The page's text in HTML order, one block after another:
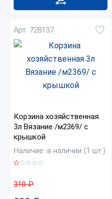
Арт. 728137
Корзина хозяйственная
3л Вязание /м2369/ с
крышкой
Наличие: в наличии (1 шт.)
310₽